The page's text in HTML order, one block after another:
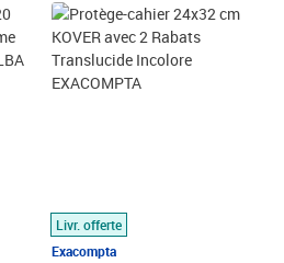
Livr. offerte
Exacompta
Prix 9,84€